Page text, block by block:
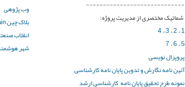
-----------------------------
شماتیک مختصری از مدیریت پروژه:
1،2،3،4
5،6،7
پروپزال نویسی
آئین نامه نگارش و تدوین پایان نامه کارشناسی
نمونه طرح تحقیق پایان نامه کارشناسی ارشد
وب پژوهی
بلاک چین Block Chain
انقلاب
شهر